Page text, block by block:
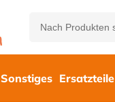
Sonstiges Ersatzteile